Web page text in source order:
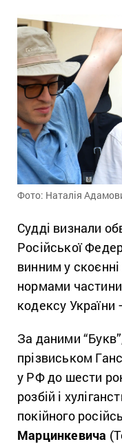
Фото: Наталія
Судді визнали
Російської
винним у
нормами частини
кодексу України
За даними
прізвиськом
у РФ до шести
розбій і
покійного
Марцинкевича